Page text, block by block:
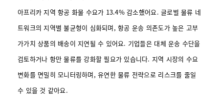
아프리카 지역 항공 화물 수요가 13.4% 감소했어요. 글로벌 물류 네
트워크의 지역별 불균형이 심화되며, 항공 운송 의존도가 높은 고부
가가치 상품의 배송이 지연될 수 있어요. 기업들은 대체 운송 수단을
검토하거나 항만 물류를 강화할 필요가 있습니다. 지역 시장의 수요
변화를 면밀히 모니터링하며, 유연한 물류 전략으로 리스크를 줄일
수 있을 것 같아요.